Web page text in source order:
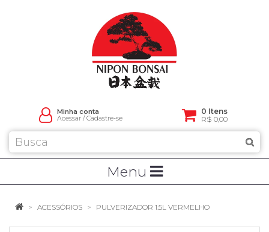
Minha conta
Acessar/Cadastre-se
0 Itens
R$ 0,00
Menu
ACESSÓRIOS PULVERIZADOR 1.5L VERMELHO